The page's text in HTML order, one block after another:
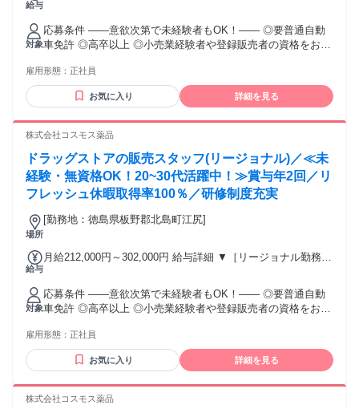
給与
（残業時間 月2h程度） 247,000円～277,000円 【スキルアッ
プコース】早期キャリアアップを目指したい方向け 271,000円
～317,600円 （15ｈ分時間外手当含む。実際の残業時間11
ｈ） ※赴任住宅手当3万円込み（家賃6万円の物件入居の場
344,300円 （29ｈ分時間外手当含む。実際の残業時間16.5ｈ）
※赴任住宅手当3万円込み（家賃6万円の物件入居の場合）
【経験者B】小売業で店長・マネジメント職経験者(登録販売
者)) 309,300円～376,200円 （39ｈ分時間外手当含む。実際の
残業時間22ｈ） ※赴任住宅手当3万円込み（家賃6万円の物件
入居の場合） 勤務形態やエリアによって異なります。 詳細に
ついては【勤務地範囲と給与について】をご確認ください。
対象
応募条件 ――意欲次第で未経験者もOK！―― ◎要普通自動
車免許 ◎高卒以上 ◎小売業経験者や登録販売者の資格をお持
後、資格取得を目指すことも可能。研修や講習会もあり。 ※
同業界からの転職者が増えてきており、入社後活躍に繋がっ
ています。もちろん異業界からの応募や、第二新卒者も含め
雇用形態： 正社員
お気に入り 詳細を見る
株式会社コスモス薬品
ドラッグストアの販売スタッフ(リージョナル)／≪未
経験・無資格OK！20~30代活躍中！≫賞与年2回／リ
フレッシュ休暇取得率100％／研修制度充実
場所
[勤務地：徳島県板野郡北島町江尻]
給与
月給212,000円～302,000円 給与詳細 ▼［リージョナル勤務］
（残業時間 月2h程度） 247,000円～277,000円 【スキルアッ
プコース】早期キャリアアップを目指したい方向け 271,000円
～317,600円 （15ｈ分時間外手当含む。実際の残業時間11
ｈ） ※赴任住宅手当3万円込み（家賃6万円の物件入居の場
344,300円 （29ｈ分時間外手当含む。実際の残業時間16.5ｈ）
※赴任住宅手当3万円込み（家賃6万円の物件入居の場合）
【経験者B】小売業で店長・マネジメント職経験者(登録販売
者)) 309,300円～376,200円 （39ｈ分時間外手当含む。実際の
対象
応募条件 ――意欲次第で未経験者もOK！―― ◎要普通自動
車免許 ◎高卒以上 ◎小売業経験者や登録販売者の資格をお持
後、資格取得を目指すことも可能。研修や講習会もあり。 ※
同業界からの転職者が増えてきており、入社後活躍に繋がっ
ています。もちろん異業界からの応募や、第二新卒者も含め
雇用形態： 正社員
お気に入り 詳細を見る
株式会社コスモス薬品